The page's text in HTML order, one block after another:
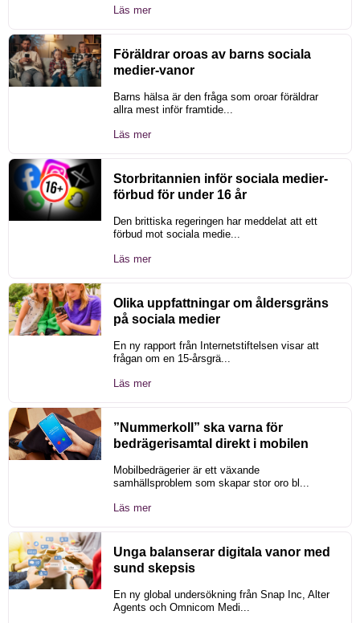
Läs mer
Föräldrar oroas av barns sociala
medier-vanor
Barns hälsa är den fråga som oroar föräldrar
allra mest inför framtide...
Läs mer
Storbritannien inför sociala medier-
förbud för under 16 år
Den brittiska regeringen har meddelat att ett
förbud mot sociala medie...
Läs mer
Olika uppfattningar om åldersgräns
på sociala medier
En ny rapport från Internetstiftelsen visar att
frågan om en 15-årsgrä...
Läs mer
”Nummerkoll” ska varna för
bedrägerisamtal direkt i mobilen
Mobilbedrägerier är ett växande
samhällsproblem som skapar stor oro bl...
Läs mer
Unga balanserar digitala vanor med
sund skepsis
En ny global undersökning från Snap Inc, Alter
Agents och Omnicom Medi...